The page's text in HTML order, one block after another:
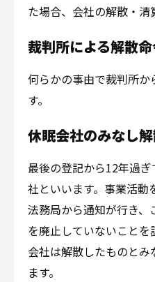
た場合、会社の解散・清
裁判所による解散
何らかの事由で裁判所
す。
休眠会社のみなし
最後の登記から12年過
社といいます。事業活動
法務局から通知が行き
を廃止していないことを
会社は解散したものと
ます。